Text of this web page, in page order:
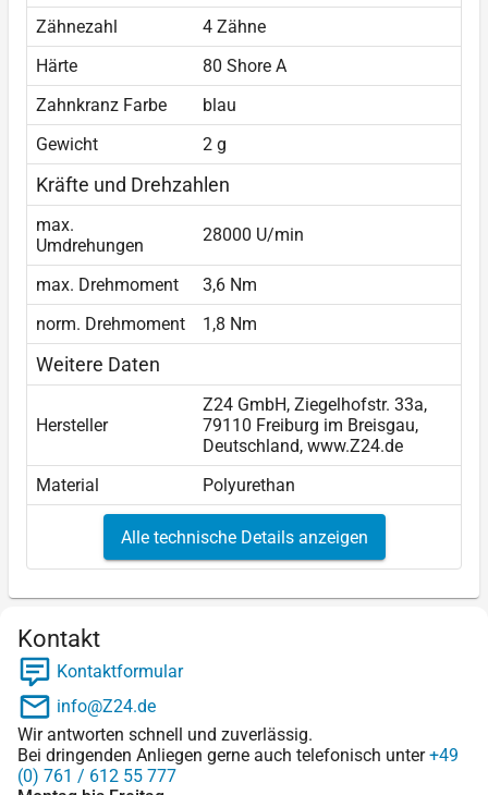
Zähnezahl
4 Zähne
Härte
80 Shore A
Zahnkranz Farbe
blau
Gewicht
2 g
Kräfte und Drehzahlen
max.
Umdrehungen
28000 U/min
max. Drehmoment
3,6 Nm
norm. Drehmoment
1,8 Nm
Weitere Daten
Hersteller
Z24 GmbH, Ziegelhofstr. 33a,
79110 Freiburg im Breisgau,
Deutschland, www.Z24.de
Material
Polyurethan
Alle technische Details anzeigen
Kontakt
Kontaktformular
info@Z24.de
Wir antworten schnell und zuverlässig.
Bei dringenden Anliegen gerne auch telefonisch unter+49
(0) 761 / 612 55 777